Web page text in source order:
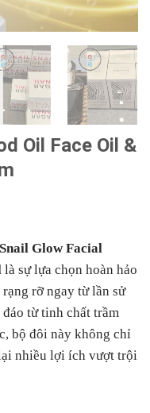
Oil Face Oil &
Snail Glow Facial
là sự lựa chọn hoàn hảo
rỡ ngay từ lần sử
từ tinh chất trầm
bộ đôi này không chỉ
nhiều lợi ích vượt trội